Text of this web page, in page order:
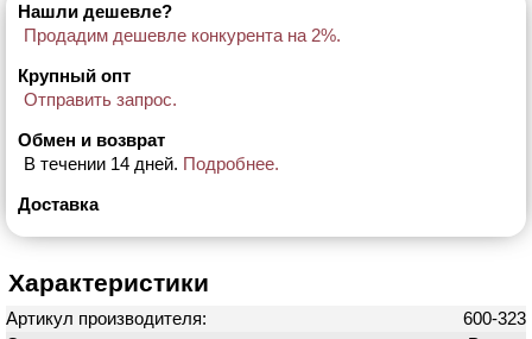
Нашли дешевле?
Продадим дешевле конкурента на 2%.
Крупный опт
Отправить запрос.
Обмен и возврат
В течении 14 дней. Подробнее.
Доставка
Характеристики
Артикул производителя:
600-323